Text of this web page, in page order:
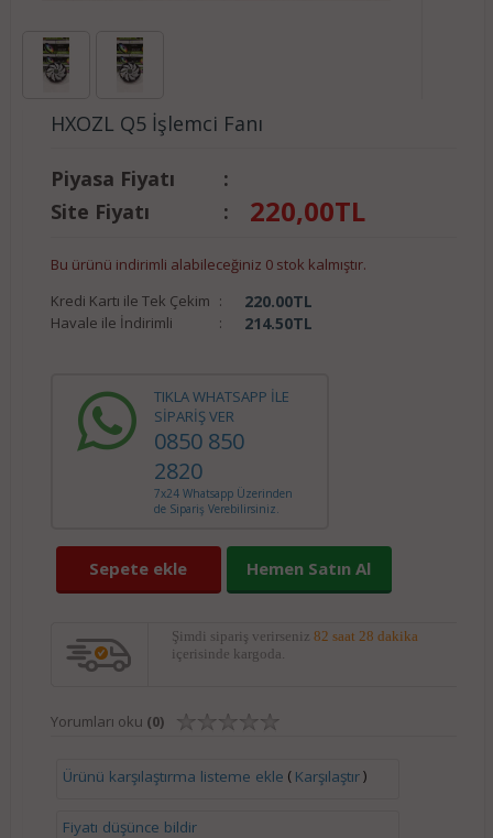
HXOZL Q5 İşlemci Fanı
Piyasa Fiyatı
:
Site Fiyatı
: 220,00TL
Bu ürünü indirimli alabileceğiniz 0 stok kalmıştır.
Kredi Kartı ile Tek Çekim : 220.00TL
Havale ile İndirimli : 214.50TL
TIKLA WHATSAPP İLE
SİPARİŞ VER
0850 850
2820
7x24 Whatsapp Üzerinden
de Sipariş Verebilirsiniz.
Sepete ekle Hemen Satın Al
Şimdi sipariş verirseniz 82 saat 28 dakika
içerisinde kargoda.
Yorumları oku (0)
Ürünü karşılaştırma listeme ekle ( Karşılaştır)
Fiyatı düşünce bildir